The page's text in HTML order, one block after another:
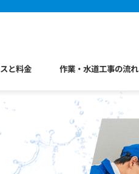
と料金 作業・水道工事の流れ